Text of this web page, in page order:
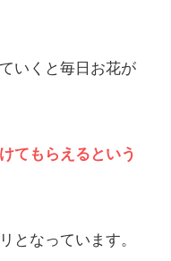
いくと毎日お花が
てもらえるという
となっています。